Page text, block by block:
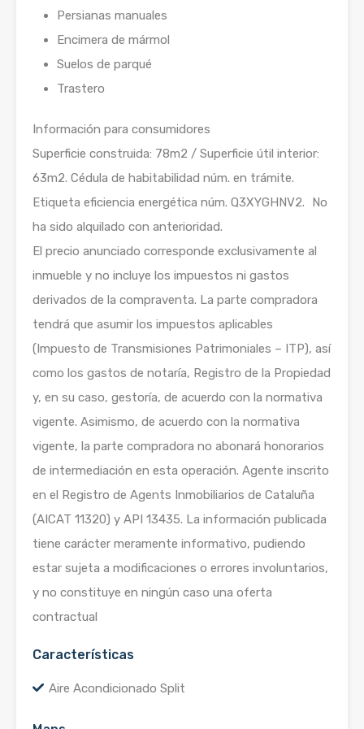
Persianas manuales
Encimera de mármol
Suelos de parqué
Trastero
Información para consumidores
Superficie construida: 78m2 / Superficie útil interior:
63m2. Cédula de habitabilidad núm. en trámite.
Etiqueta eficiencia energética núm. Q3XYGHNV2. No
ha sido alquilado con anterioridad.
El precio anunciado corresponde exclusivamente al
inmueble y no incluye los impuestos ni gastos
derivados de la compraventa. La parte compradora
tendrá que asumir los impuestos aplicables
(Impuesto de Transmisiones Patrimoniales – ITP), así
como los gastos de notaría, Registro de la Propiedad
y, en su caso, gestoría, de acuerdo con la normativa
vigente. Asimismo, de acuerdo con la normativa
vigente, la parte compradora no abonará honorarios
de intermediación en esta operación. Agente inscrito
en el Registro de Agents Inmobiliarios de Cataluña
(AICAT 11320) y API 13435. La información publicada
tiene carácter meramente informativo, pudiendo
estar sujeta a modificaciones o errores involuntarios,
y no constituye en ningún caso una oferta
contractual
Características
Aire Acondicionado Split